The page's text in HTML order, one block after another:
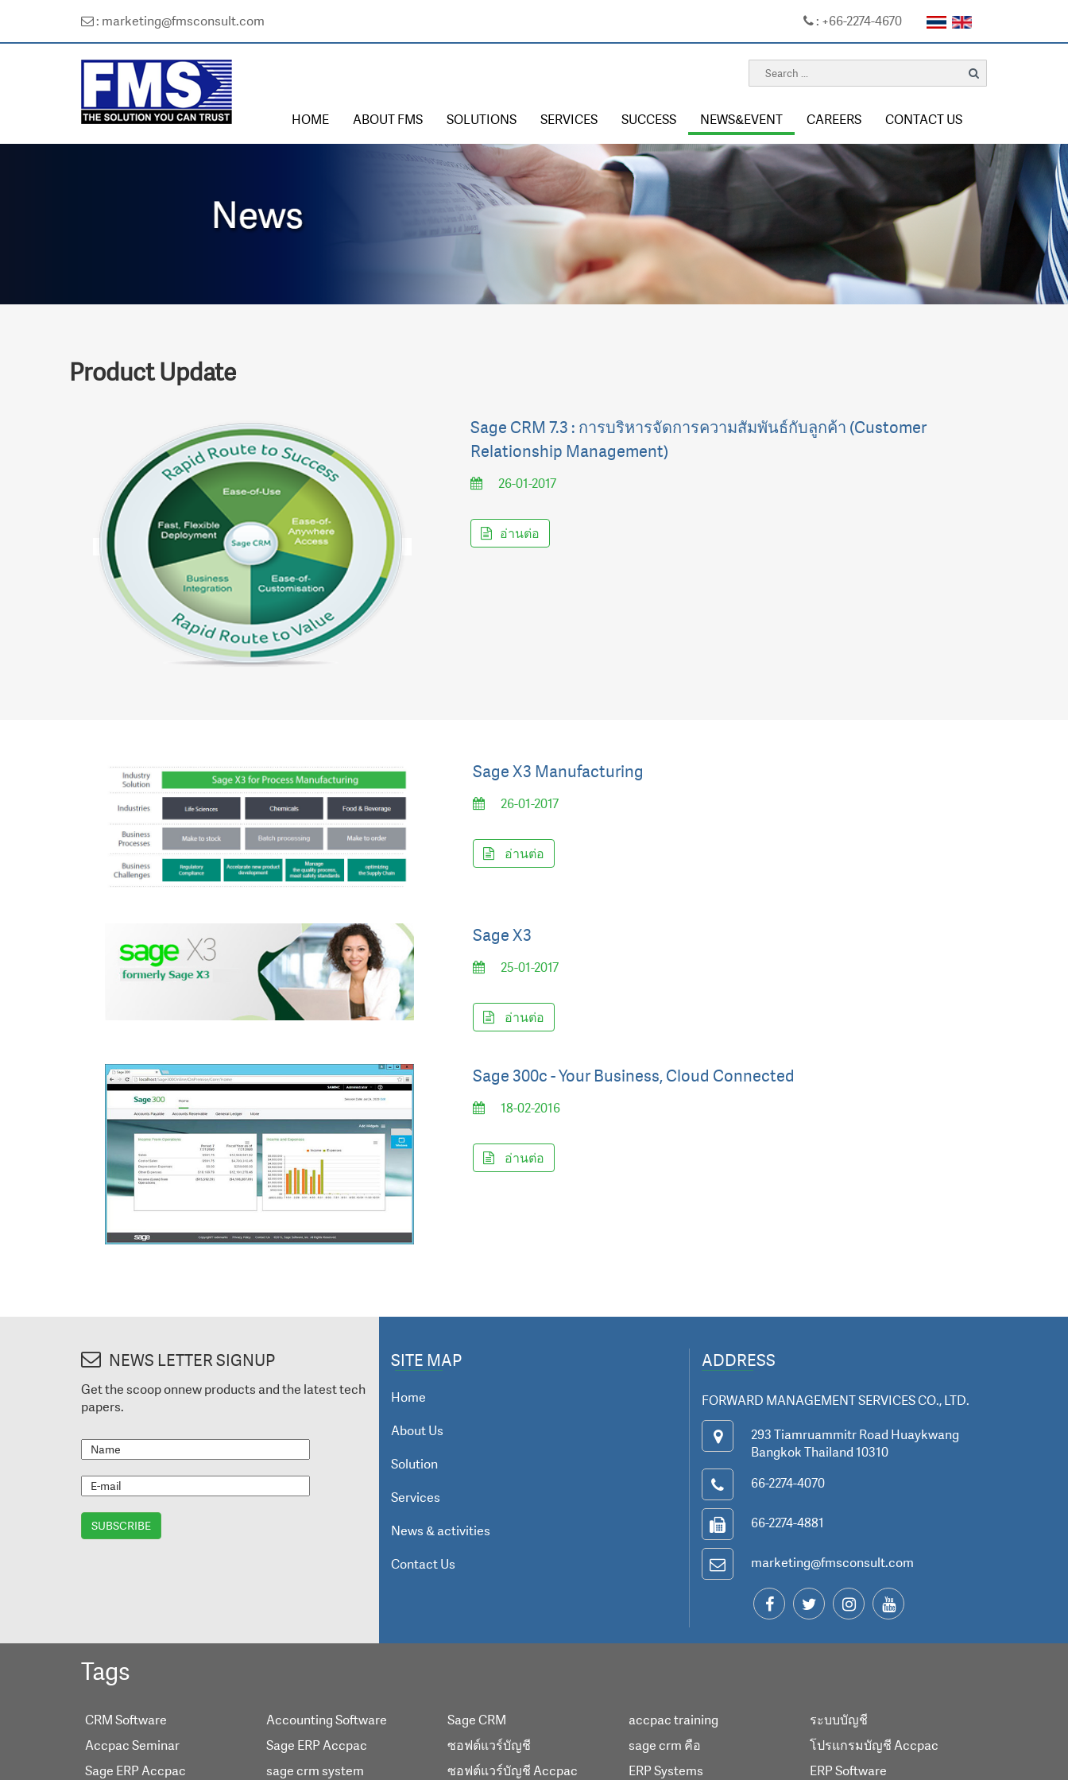
: marketing@fmsconsult.com : +66-2274-4670
HOME ABOUT FMS SOLUTIONS SERVICES SUCCESS NEWS&EVENT CAREERS CONTACT US
Product Update
Sage CRM 7.3 : การบริหารจัดการความสัมพันธ์กับลูกค้า (Customer
Relationship Management)
26-01-2017
อ่านต่อ
Sage X3 Manufacturing
26-01-2017
อ่านต่อ
Sage X3
25-01-2017
อ่านต่อ
Sage 300c - Your Business, Cloud Connected
18-02-2016
อ่านต่อ
NEWS LETTER SIGNUP
Get the scoop onnew products and the latest tech
papers.
SITE MAP
Home
About Us
Solution
Services
News & activities
Contact Us
ADDRESS
FORWARD MANAGEMENT SERVICES CO., LTD.
293 Tiamruammitr Road Huaykwang
Bangkok Thailand 10310
66-2274-4070
66-2274-4881
marketing@fmsconsult.com
Tags
CRM Software
Accpac Seminar
Sage ERP Accpac
Accounting Software
Sage ERP Accpac
sage crm system
Sage CRM
ซอฟต์แวร์บัญชี
ซอฟต์แวร์บัญชี Accpac
accpac training
sage crm คือ
ERP Systems
ระบบบัญชี
โปรแกรมบัญชี Accpac
ERP Software